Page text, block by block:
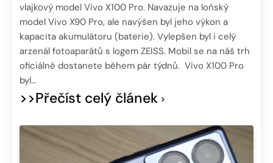
vlajkový model Vivo X100 Pro. Navazuje na loňský
model Vivo X90 Pro, ale navýšen byl jeho výkon a
kapacita akumulátoru (baterie). Vylepšen byl i celý
arzenál fotoaparátů s logem ZEISS. Mobil se na náš trh
oficiálně dostanete během pár týdnů. Vivo X100 Pro
byl…
>>Přečíst celý článek